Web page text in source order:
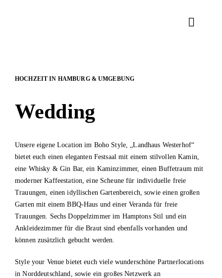
Toggle
HOCHZEIT IN HAMBURG & UMGEBUNG
Wedding
Unsere eigene Location im Boho Style, „Landhaus Westerhof“
bietet euch einen eleganten Festsaal mit einem stilvollen Kamin,
eine Whisky & Gin Bar, ein Kaminzimmer, einen Buffetraum mit
moderner Kaffeestation, eine Scheune für individuelle freie
Trauungen, einen idyllischen Gartenbereich, sowie einen großen
Garten mit einem BBQ-Haus und einer Veranda für freie
Trauungen. Sechs Doppelzimmer im Hamptons Stil und ein
Ankleidezimmer für die Braut sind ebenfalls vorhanden und
können zusätzlich gebucht werden.
Style your Venue bietet euch viele wunderschöne Partnerlocations
in Norddeutschland, sowie ein großes Netzwerk an